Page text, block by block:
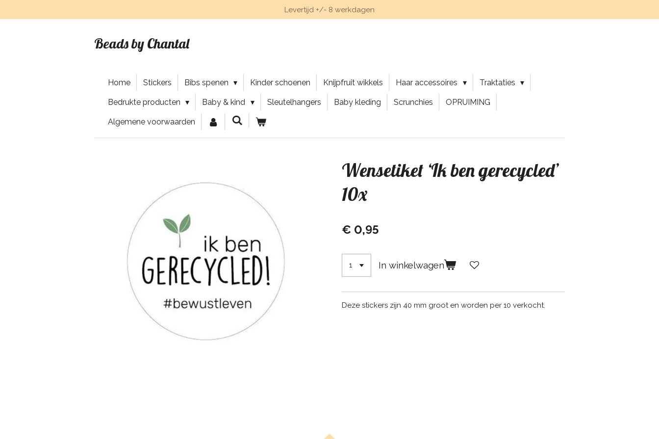
direct
Levertijd +/- 8 werkdagen
Beads by Chantal
Home Stickers Bibs spenen Kinder schoenen Knijpfruit wikkels Haar accessoires Traktaties
Bedrukte producten Baby & kind Sleutelhangers Baby kleding Scrunchies OPRUIMING
Algemene voorwaarden
Wensetiket ‘Ik ben gerecycled’
10x
€ 0,95
In winkelwagen
Deze stickers zijn 40 mm groot en worden per 10 verkocht.